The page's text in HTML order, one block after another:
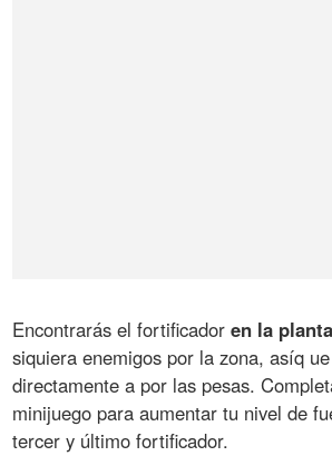
Encontrarás el fortificadoren la
siquiera enemigos por la zona, asíq
directamente a por las pesas.
minijuego para aumentar tu nivel de
tercer y último fortificador.